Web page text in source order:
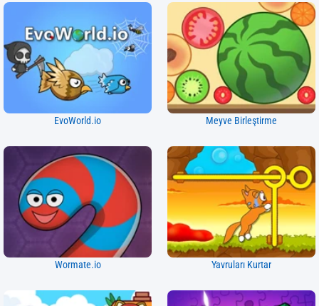
EvoWorld.io Meyve Birleştirme
Wormate.io Yavruları Kurtar